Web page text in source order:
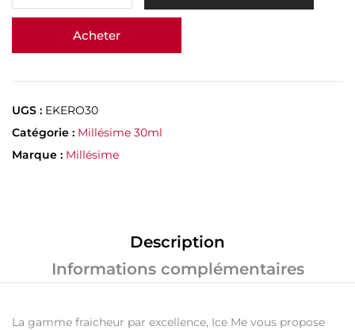
Acheter
UGS : EKERO30
Catégorie : Millésime 30ml
Marque : Millésime
Description
Informations complémentaires
La gamme fraicheur par excellence, Ice Me vous propose